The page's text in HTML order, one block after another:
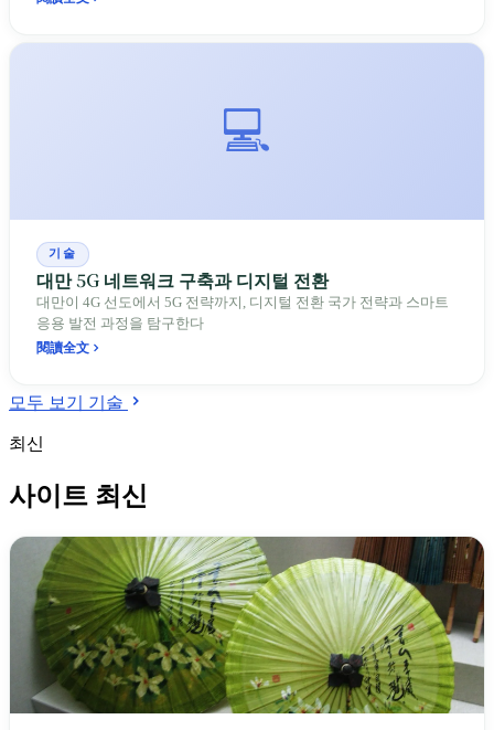
💻
기술
대만 5G 네트워크 구축과 디지털 전환
대만이 4G 선도에서 5G 전략까지, 디지털 전환 국가 전략과 스마트
응용 발전 과정을 탐구한다
閱讀全文
모두 보기 기술
최신
사이트 최신